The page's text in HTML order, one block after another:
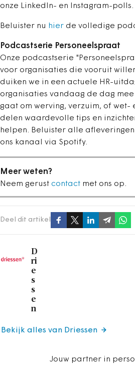
onze LinkedIn- en Instagram-polls.
Beluister nu hier de volledige
Podcastserie Personeels­praat
Onze podcastserie
voor organisaties die vooruit
duiken we in een actuele HR-
organisaties vandaag de dag mee
gaat om werving, verzuim, of wet-
delen waardevolle tips en
helpen. Beluister alle
ons kanaal via Spotify.
Meer weten?
Neem gerust contact met ons op.
Deel dit artikel
D
ri
e
s
s
e
n
Jouw partner in
Bekijk alles van Driessen